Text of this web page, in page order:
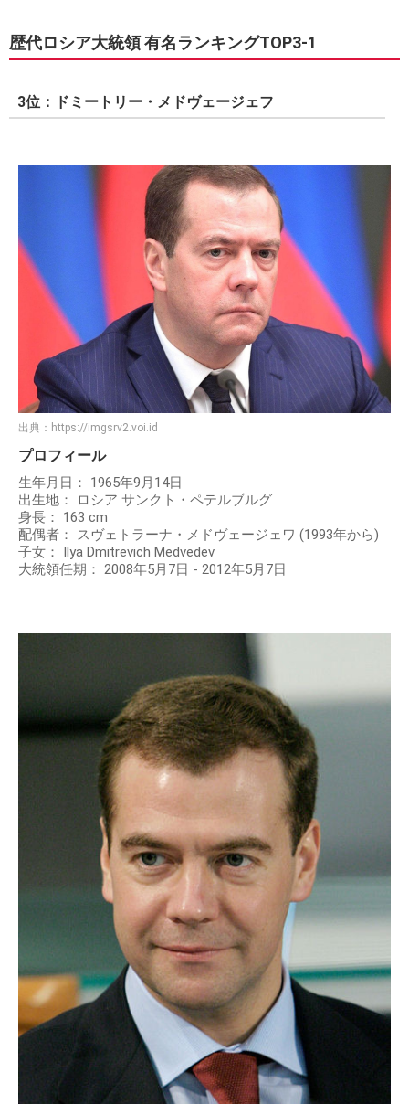
歴代ロシア大統領 有名ランキングTOP3-1
3位：ドミートリー・メドヴェージェフ
出典： https://imgsrv2.voi.id
プロフィール
生年月日： 1965年9月14日
出生地： ロシア サンクト・ペテルブルグ
身長： 163 cm
配偶者： スヴェトラーナ・メドヴェージェワ (1993年から)
子女： Ilya Dmitrevich Medvedev
大統領任期： 2008年5月7日 - 2012年5月7日